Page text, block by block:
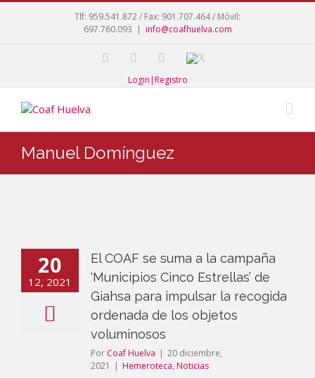
Tlf: 959.541.872 / Fax: 901.707.464 / Móvil:
697.760.093 | info@coafhuelva.com
Login|Registro
Manuel Domínguez
20
12, 2021
El COAF se suma a la campaña
‘Municipios Cinco Estrellas’ de
Giahsa para impulsar la recogida
ordenada de los objetos
voluminosos
Por Coaf Huelva | 20 diciembre,
2021
| Hemeroteca, Noticias